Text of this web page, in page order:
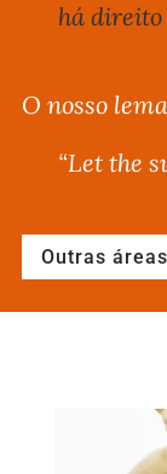
há direito
O nosso lema
“Let the
Outras